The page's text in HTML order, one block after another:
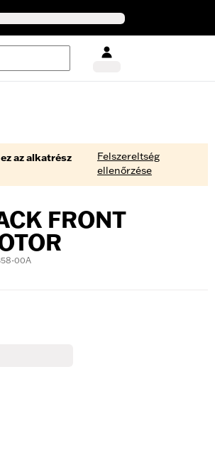
az alkatrész
Felszereltség
ellenőrzése
FRONT
00A